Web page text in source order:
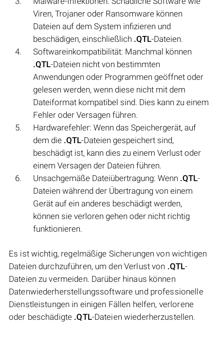
Viren, Trojaner oder Ransomware können
Dateien auf dem System infizieren und
beschädigen, einschließlich .QTL-Dateien.
Softwareinkompatibilität: Manchmal können
.QTL-Dateien nicht von bestimmten
Anwendungen oder Programmen geöffnet oder
gelesen werden, wenn diese nicht mit dem
Dateiformat kompatibel sind. Dies kann zu einem
Fehler oder Versagen führen.
Hardwarefehler: Wenn das Speichergerät, auf
dem die .QTL-Dateien gespeichert sind,
beschädigt ist, kann dies zu einem Verlust oder
einem Versagen der Dateien führen.
Unsachgemäße Dateiübertragung: Wenn .QTL-
Dateien während der Übertragung von einem
Gerät auf ein anderes beschädigt werden,
können sie verloren gehen oder nicht richtig
funktionieren.
Es ist wichtig, regelmäßige Sicherungen von wichtigen
Dateien durchzuführen, um den Verlust von .QTL-
Dateien zu vermeiden. Darüber hinaus können
Datenwiederherstellungssoftware und professionelle
Dienstleistungen in einigen Fällen helfen, verlorene
oder beschädigte .QTL-Dateien wiederherzustellen.